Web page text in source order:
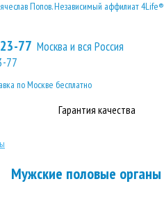
Гарантия качества
77 Москва и вся Россия
77
по Москве бесплатно
Попов. Независимый аффилиат 4Life®
Мужские половые органы